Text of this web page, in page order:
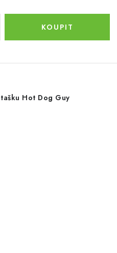
Hot Dog Guy